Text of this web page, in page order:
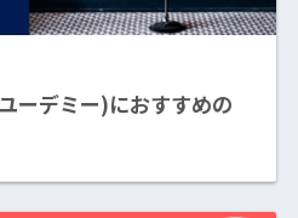
ーデミー)におすすめの